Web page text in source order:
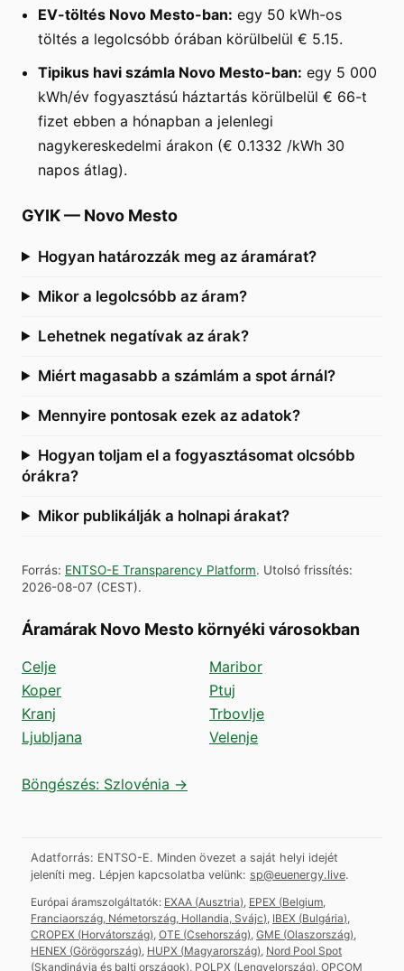
EV-töltés Novo Mesto-ban: egy 50 kWh-os
töltés a legolcsóbb órában körülbelül € 5.15.
Tipikus havi számla Novo Mesto-ban: egy 5 000
kWh/év fogyasztású háztartás körülbelül € 66-t
fizet ebben a hónapban a jelenlegi
nagykereskedelmi árakon (€ 0.1332 /kWh 30
napos átlag).
GYIK— Novo Mesto
Hogyan határozzák meg az áramárat?
Mikor a legolcsóbb az áram?
Lehetnek negatívak az árak?
Miért magasabb a számlám a spot árnál?
Mennyire pontosak ezek az adatok?
Hogyan toljam el a fogyasztásomat olcsóbb
órákra?
Mikor publikálják a holnapi árakat?
Forrás: ENTSO-E Transparency Platform. Utolsó frissítés:
2026-08-07 (CEST).
Áramárak Novo Mesto környéki városokban
Celje
Koper
Kranj
Ljubljana
Maribor
Ptuj
Trbovlje
Velenje
Böngészés: Szlovénia →
Adatforrás: ENTSO-E. Minden övezet a saját helyi idejét
jeleníti meg. Lépjen kapcsolatba velünk: sp@euenergy.live.
Európai áramszolgáltatók: EXAA (Ausztria) EPEX (Belgium,
Franciaország, Németország, Hollandia, Svájc) IBEX (Bulgária)
CROPEX (Horvátország) OTE (Csehország) GME (Olaszország)
HENEX (Görögország) HUPX (Magyarország) Nord Pool Spot
(Skandinávia és balti országok) POLPX (Lengyelország) OPCOM